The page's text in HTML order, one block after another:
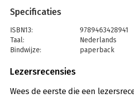
Specificaties
ISBN13:
9789463428941
Taal:
Nederlands
Bindwijze:
paperback
Uitgever:
Verschijningsdatum:
31-1-2017
Lezersrecensies
Wees de eerste die een